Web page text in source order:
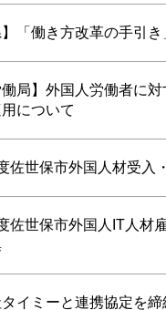
】「働き方改革の手引
働局】外国人労働者に
について
佐世保市外国人材受入
佐世保市外国人IT人材
イミーと連携協定を締